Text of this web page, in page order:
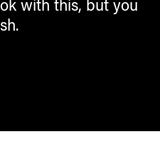
with this, but you